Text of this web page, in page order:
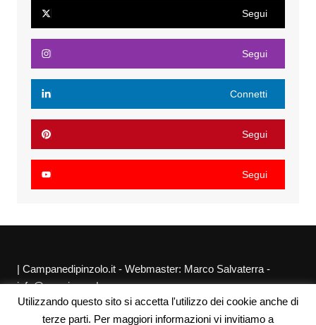
Segui
Segui
Connetti
Segui
Segui
| Campanedipinzolo.it - Webmaster: Marco Salvaterra -
info@agraria.org |
Chi siamo Privacy Policy Sitemap Link utili
Utilizzando questo sito si accetta l'utilizzo dei cookie anche di
terze parti. Per maggiori informazioni vi invitiamo a